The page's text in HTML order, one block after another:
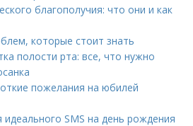
благополучия: что они и как
которые стоит знать
полости рта: все, что нужно
пожелания на юбилей
идеального SMS на день рождения